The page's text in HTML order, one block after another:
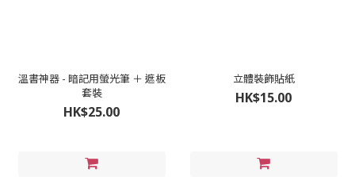
溫書神器 - 暗記用螢光筆 ＋ 遮板
套裝
HK$25.00
立體裝飾貼紙
HK$15.00